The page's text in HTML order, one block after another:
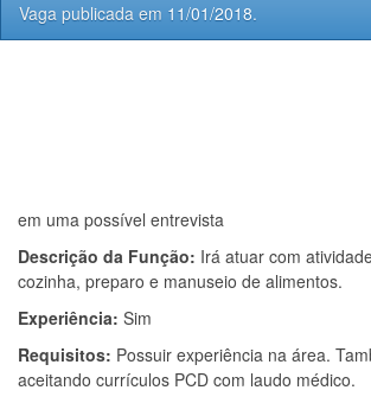
Vaga publicada em 11/01/2018.
em uma possível entrevista
Descrição da Função: Irá atuar com
cozinha, preparo e manuseio de alimentos.
Experiência: Sim
Requisitos: Possuir experiência na área.
aceitando currículos PCD com laudo médico.